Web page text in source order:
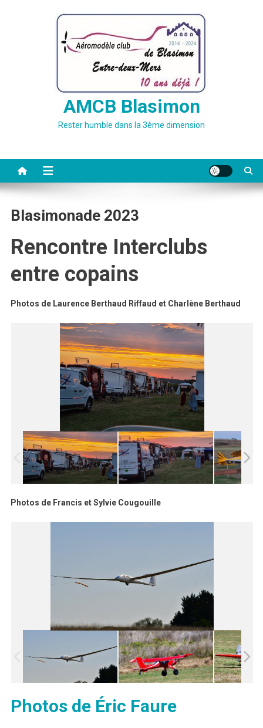
AMCB Blasimon
Rester humble dans la 3ème dimension
Blasimonade 2023
Rencontre Interclubs
entre copains
Photos de Laurence Berthaud Riffaud et Charlène Berthaud
Photos de Francis et Sylvie Cougouille
Photos de Éric Faure